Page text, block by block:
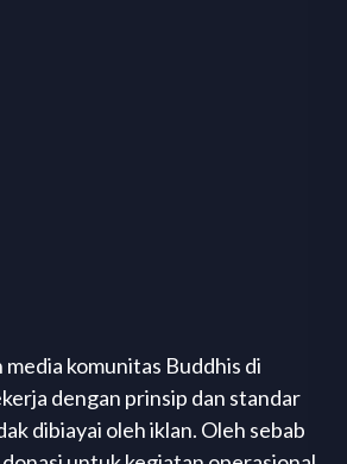
media komunitas Buddhis di
dengan prinsip dan standar
dibiayai oleh iklan. Oleh sebab